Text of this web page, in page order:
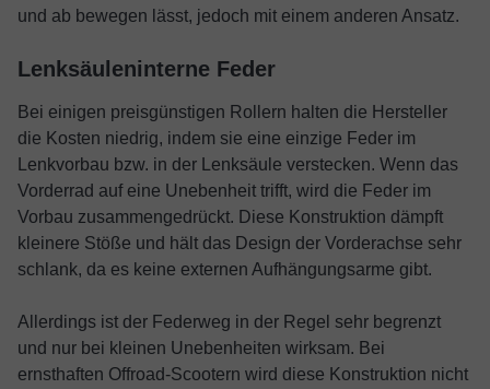
und ab bewegen lässt, jedoch mit einem anderen Ansatz.
Lenksäuleninterne Feder
Bei einigen preisgünstigen Rollern halten die Hersteller
die Kosten niedrig, indem sie eine einzige Feder im
Lenkvorbau bzw. in der Lenksäule verstecken. Wenn das
Vorderrad auf eine Unebenheit trifft, wird die Feder im
Vorbau zusammengedrückt. Diese Konstruktion dämpft
kleinere Stöße und hält das Design der Vorderachse sehr
schlank, da es keine externen Aufhängungsarme gibt.
Allerdings ist der Federweg in der Regel sehr begrenzt
und nur bei kleinen Unebenheiten wirksam. Bei
ernsthaften Offroad-Scootern wird diese Konstruktion nicht